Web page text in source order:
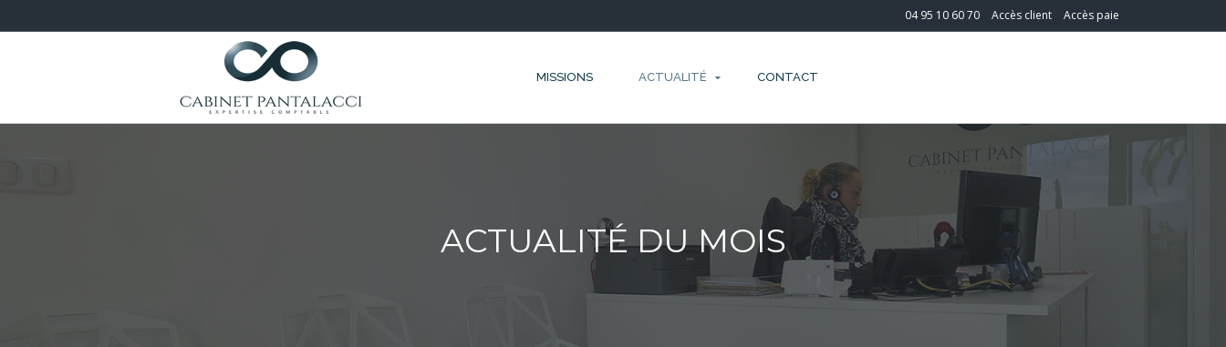
04 95 10 60 70 Accès client Accès paie
MISSIONS ACTUALITÉ CONTACT
ACTUALITÉ DU MOIS